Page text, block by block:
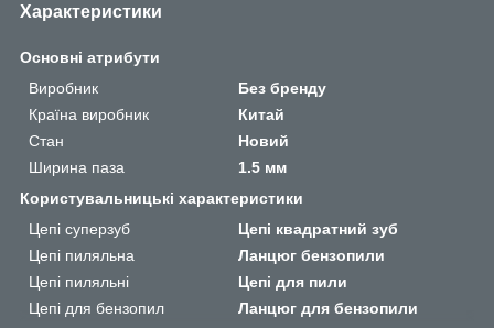
Характеристики
Основні атрибути
Виробник
Без бренду
Країна виробник
Китай
Стан
Новий
Ширина паза
1.5 мм
Користувальницькі характеристики
Цепі суперзуб
Цепі квадратний зуб
Цепі пиляльна
Ланцюг бензопили
Цепі пиляльні
Цепі для пили
Цепі для бензопил
Ланцюг для бензопили